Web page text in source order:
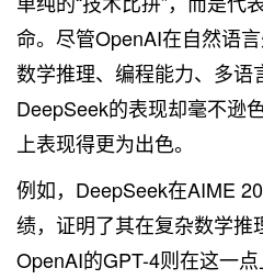
命。尽管OpenAI在自然语
数学推理、编程能力、多语
DeepSeek的表现却毫不逊
上表现得更为出色。
例如，DeepSeek在AIME
绩，证明了其在复杂数学推
OpenAI的GPT-4则在这一